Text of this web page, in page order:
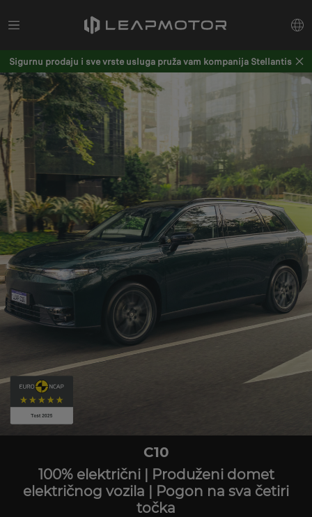
Sigurnu prodaju i sve vrste usluga pruža vam kompanija Stellantis
C10
100% električni | Produženi domet
električnog vozila | Pogon na sva četiri
točka